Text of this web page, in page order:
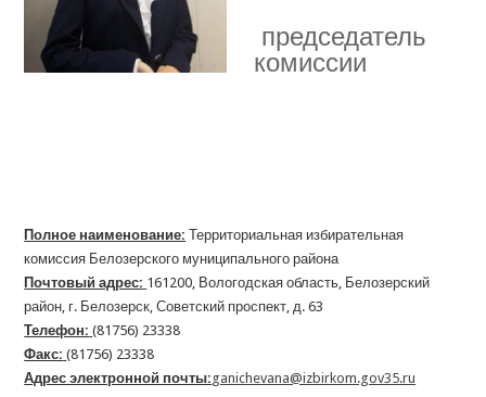
председатель
комиссии
Полное наименование: Территориальная избирательная
комиссия Белозерского муниципального района
Почтовый адрес: 161200, Вологодская область, Белозерский
район, г. Белозерск, Советский проспект, д. 63
Телефон: (81756) 23338
Факс: (81756) 23338
Адрес электронной почты:ganichevana@izbirkom.gov35.ru